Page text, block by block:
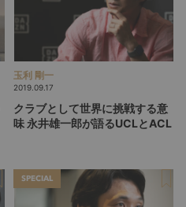
玉利 剛一
2019.09.17
クラブとして世界に挑戦する意
味 永井雄一郎が語るUCLとACL
SPECIAL